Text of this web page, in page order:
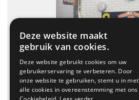
Deze website maakt
gebruik van cookies.
Deze website gebruikt cookies om uw
gebruikerservaring te verbeteren. Door
onze website te gebruiken, stemt u in met
alle cookies in overeenstemming met ons